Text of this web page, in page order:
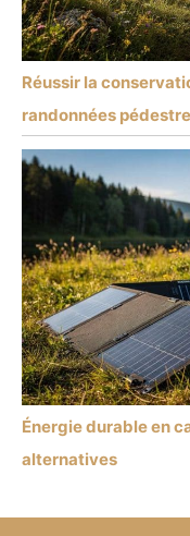
Réussir la
randonnées
Énergie durable en
alternatives